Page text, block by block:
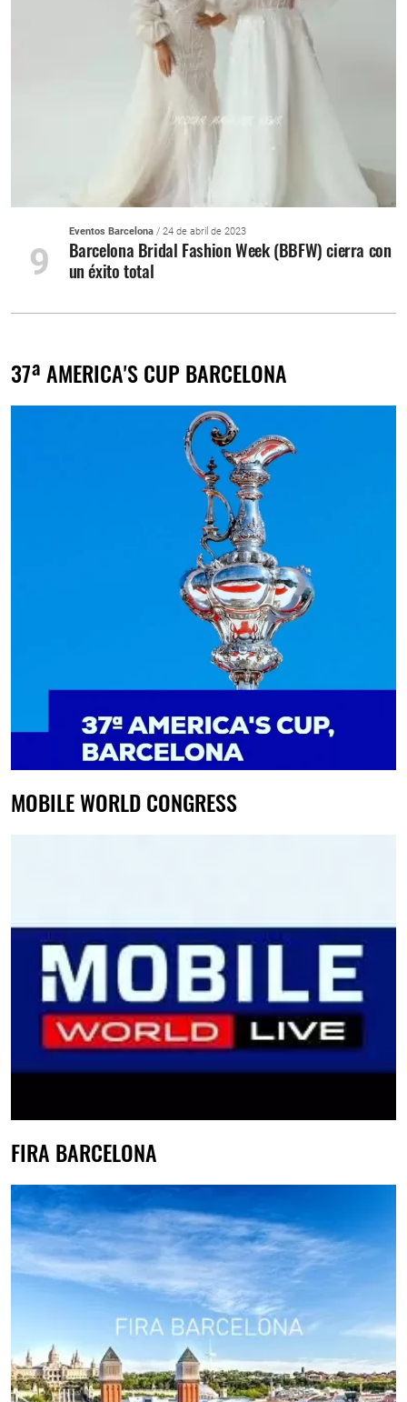
9
Eventos Barcelona/ 24 de abril de 2023
Barcelona Bridal Fashion Week (BBFW) cierra con
un éxito total
37ª AMERICA'S CUP BARCELONA
MOBILE WORLD CONGRESS
FIRA BARCELONA